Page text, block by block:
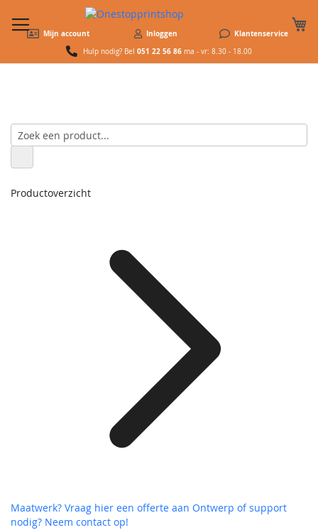
Mijn account Inloggen Klantenservice
Hulp nodig? Bel 051 22 56 86 ma - vr: 8.30 - 18.00
Productoverzicht
Maatwerk? Vraag hier een offerte aan Ontwerp of support
nodig? Neem contact op!